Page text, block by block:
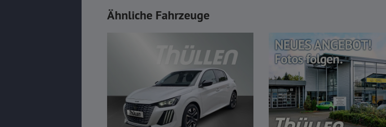
Ähnliche Fahrzeuge